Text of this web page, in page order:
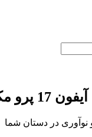
پرو مکس
در دستان شما